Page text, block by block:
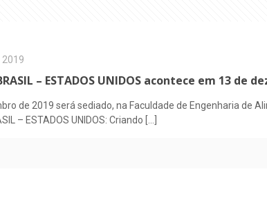
2019
– ESTADOS UNIDOS acontece em 13 de
de 2019 será sediado, na Faculdade de Engenharia de
– ESTADOS UNIDOS: Criando